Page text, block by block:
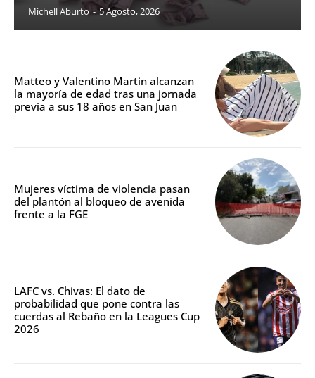
Michell Aburto - 5 Agosto, 2026
Matteo y Valentino Martin alcanzan
la mayoría de edad tras una jornada
previa a sus 18 años en San Juan
Mujeres víctima de violencia pasan
del plantón al bloqueo de avenida
frente a la FGE
LAFC vs. Chivas: El dato de
probabilidad que pone contra las
cuerdas al Rebaño en la Leagues Cup
2026